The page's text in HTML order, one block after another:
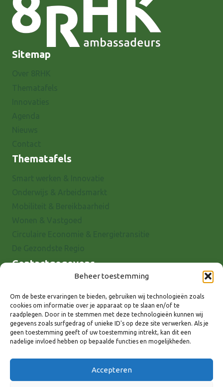
Beheer toestemming
Om de beste ervaringen te bieden, gebruiken wij technologieën zoals
cookies om informatie over je apparaat op te slaan en/of te
raadplegen. Door in te stemmen met deze technologieën kunnen wij
gegevens zoals surfgedrag of unieke ID's op deze site verwerken. Als je
geen toestemming geeft of uw toestemming intrekt, kan dit een
nadelige invloed hebben op bepaalde functies en mogelijkheden.
Accepteren
Sitemap
Thematafels
Contactgegevens
7001 EX Doetinchem
E-mail: info@8rhk.nl
Telefoonnummers
Privacyverklaring